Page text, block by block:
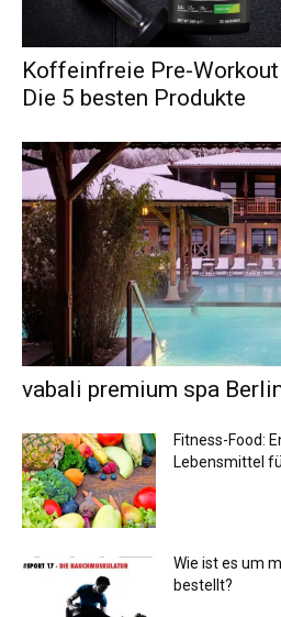
Koffeinfreie Pre-
Die 5 besten Produkte
vabali premium spa
Fitness-Food:
Lebensmittel
Wie ist es um
bestellt?